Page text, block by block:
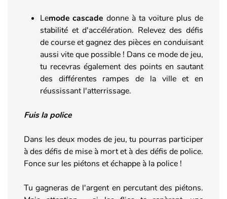
Lemode cascade donne à ta voiture plus de
stabilité et d'accélération. Relevez des défis
de course et gagnez des pièces en conduisant
aussi vite que possible ! Dans ce mode de jeu,
tu recevras également des points en sautant
des différentes rampes de la ville et en
réussissant l'atterrissage.
Fuis la police
Dans les deux modes de jeu, tu pourras participer
à des défis de mise à mort et à des défis de police.
Fonce sur les piétons et échappe à la police !
Tu gagneras de l'argent en percutant des piétons.